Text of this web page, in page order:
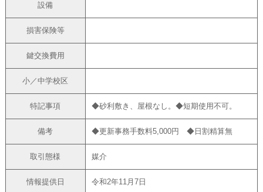
設備
損害保険等
鍵交換費用
小／中学校区
特記事項 ◆砂利敷き、屋根なし。◆短期使用不可。
備考 ◆更新事務手数料5,000円 ◆日割精算無
取引態様 媒介
情報提供日 令和2年11月7日